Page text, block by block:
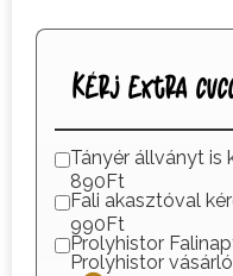
Kérj extra
Tányér állványt is
890Ft
Fali akasztóval
990Ft
Prolyhistor
Prolyhistor